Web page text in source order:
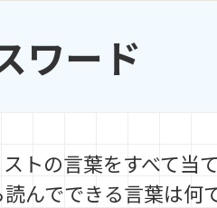
ワード
トの言葉をすべて当
んでできる言葉は何